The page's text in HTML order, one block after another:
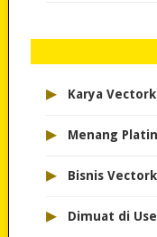
▸ Karya
▸ Menang
▸ Bisnis
▸ Dimuat di